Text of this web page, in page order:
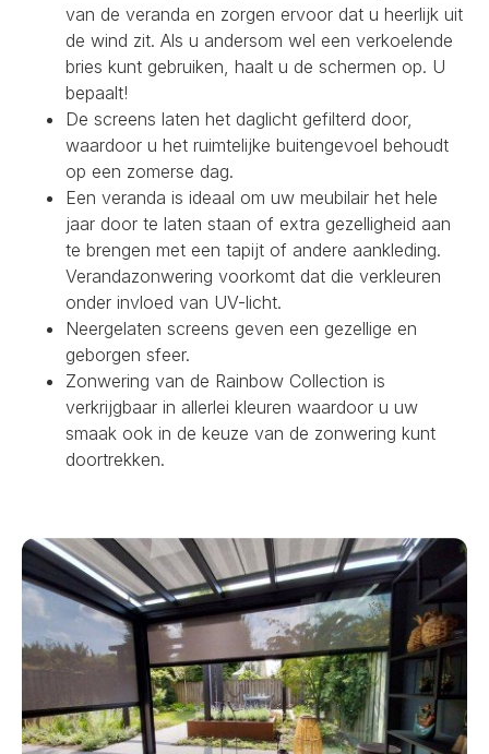
van de veranda en zorgen ervoor dat u heerlijk uit
de wind zit. Als u andersom wel een verkoelende
bries kunt gebruiken, haalt u de schermen op. U
bepaalt!
De screens laten het daglicht gefilterd door,
waardoor u het ruimtelijke buitengevoel behoudt
op een zomerse dag.
Een veranda is ideaal om uw meubilair het hele
jaar door te laten staan of extra gezelligheid aan
te brengen met een tapijt of andere aankleding.
Verandazonwering voorkomt dat die verkleuren
onder invloed van UV-licht.
Neergelaten screens geven een gezellige en
geborgen sfeer.
Zonwering van de Rainbow Collection is
verkrijgbaar in allerlei kleuren waardoor u uw
smaak ook in de keuze van de zonwering kunt
doortrekken.